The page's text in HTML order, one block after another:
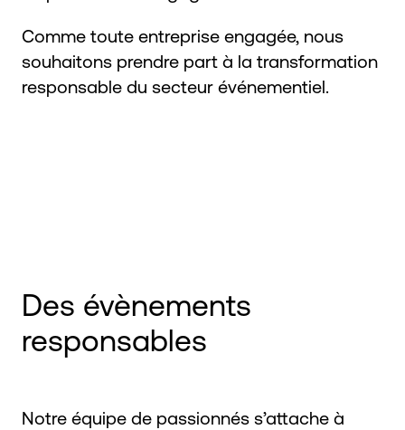
Comme toute entreprise engagée, nous
souhaitons prendre part à la transformation
responsable du secteur événementiel.
Des évènements
responsables
Notre équipe de passionnés s’attache à